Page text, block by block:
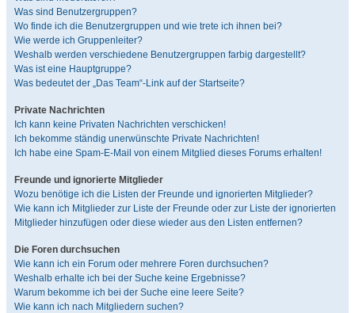
Was sind Benutzergruppen?
Wo finde ich die Benutzergruppen und wie trete ich ihnen bei?
Wie werde ich Gruppenleiter?
Weshalb werden verschiedene Benutzergruppen farbig dargestellt?
Was ist eine Hauptgruppe?
Was bedeutet der „Das Team“-Link auf der Startseite?
Private Nachrichten
Ich kann keine Privaten Nachrichten verschicken!
Ich bekomme ständig unerwünschte Private Nachrichten!
Ich habe eine Spam-E-Mail von einem Mitglied dieses Forums erhalten!
Freunde und ignorierte Mitglieder
Wozu benötige ich die Listen der Freunde und ignorierten Mitglieder?
Wie kann ich Mitglieder zur Liste der Freunde oder zur Liste der ignorierten
Mitglieder hinzufügen oder diese wieder aus den Listen entfernen?
Die Foren durchsuchen
Wie kann ich ein Forum oder mehrere Foren durchsuchen?
Weshalb erhalte ich bei der Suche keine Ergebnisse?
Warum bekomme ich bei der Suche eine leere Seite?
Wie kann ich nach Mitgliedern suchen?